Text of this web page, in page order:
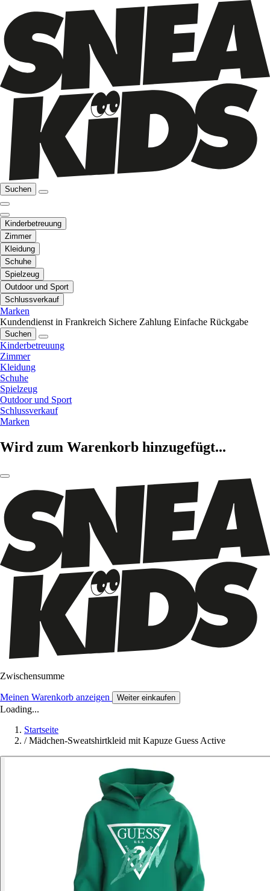
Suchen
Kinderbetreuung
Zimmer
Kleidung
Schuhe
Spielzeug
Outdoor und Sport
Schlussverkauf
Marken
Kundendienst in Frankreich Sichere Zahlung Einfache Rückgabe
Suchen
Kinderbetreuung
Zimmer
Kleidung
Schuhe
Spielzeug
Outdoor und Sport
Schlussverkauf
Marken
Wird zum Warenkorb hinzugefügt...
Zwischensumme
Meinen Warenkorb anzeigen Weiter einkaufen
Loading...
Startseite
/ Mädchen-Sweatshirtkleid mit Kapuze Guess Active